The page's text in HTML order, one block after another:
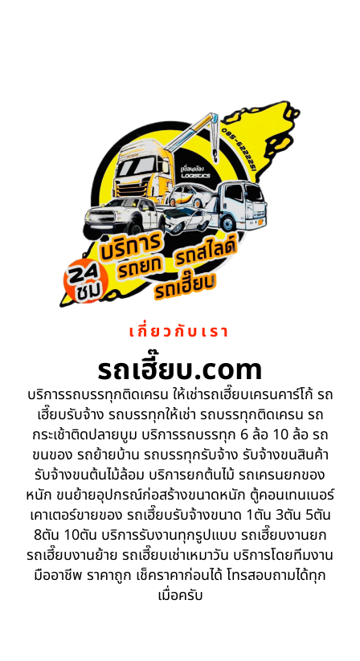
เกี่ยวกับเรา
รถเฮี๊ยบ.com
บริการรถบรรทุกติดเครน ให้เช่ารถเฮี๊ยบเครนคาร์โก้ รถ
เฮี๊ยบรับจ้าง รถบรรทุกให้เช่า รถบรรทุกติดเครน รถ
กระเช้าติดปลายบูม บริการรถบรรทุก 6 ล้อ 10 ล้อ รถ
ขนของ รถย้ายบ้าน รถบรรทุกรับจ้าง รับจ้างขนสินค้า
รับจ้างขนต้นไม้ล้อม บริการยกต้นไม้ รถเครนยกของ
หนัก ขนย้ายอุปกรณ์ก่อสร้างขนาดหนัก ตู้คอนเทนเนอร์
เคาเตอร์ขายของ รถเฮี๊ยบรับจ้างขนาด 1ตัน 3ตัน 5ตัน
8ตัน 10ตัน บริการรับงานทุกรูปแบบ รถเฮี๊ยบงานยก
รถเฮี๊ยบงานย้าย รถเฮี๊ยบเช่าเหมาวัน บริการโดยทีมงาน
มืออาชีพ ราคาถูก เช็คราคาก่อนได้ โทรสอบถามได้ทุก
เมื่อครับ